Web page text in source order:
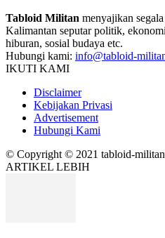
Tabloid Militan menyajikan
Kalimantan seputar politik,
hiburan, sosial budaya etc.
Hubungi kami: info@tabloid-
IKUTI KAMI
Disclaimer
Kebijakan Privasi
Advertisement
Hubungi Kami
© Copyright © 2021 tabloid-
ARTIKEL LEBIH